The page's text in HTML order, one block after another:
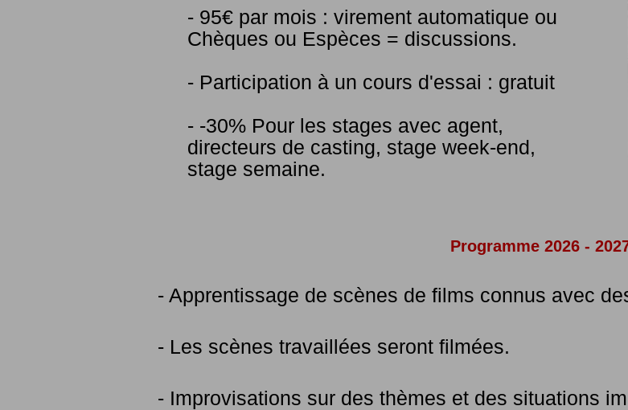
- 95€ par mois : virement automatique ou
Chèques ou Espèces = discussions.
- Participation à un cours d'essai : gratuit
- -30% Pour les stages avec agent,
directeurs de casting, stage week-end,
stage semaine.
Programme 2026 -
- Apprentissage de scènes de films connus avec
- Les scènes travaillées seront filmées.
- Improvisations sur des thèmes et des situations